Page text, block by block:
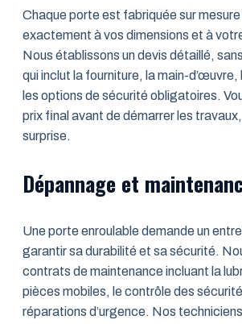
Chaque porte est fabriquée sur mesure
exactement à vos dimensions et à
Nous établissons un devis détaillé,
qui inclut la fourniture, la main-
les options de sécurité obligatoires.
prix final avant de démarrer les
surprise.
Dépannage et
Une porte enroulable demande un
garantir sa durabilité et sa sécurité.
contrats de maintenance incluant la
pièces mobiles, le contrôle des
réparations d’urgence. Nos